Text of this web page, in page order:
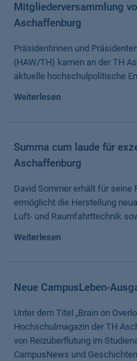
Mitgliederversammlung
Aschaffenburg
Präsidentinnen und
(HAW/TH) kamen an der TH
aktuelle hochschulpolitische
Weiterlesen
Summa cum laude für
Aschaffenburg
David Sommer erhält für seine
ermöglicht die Herstellung
Luft- und Raumfahrttechnik
Weiterlesen
Neue CampusLeben-
Unter dem Titel „Brain on
Hochschulmagazin der TH
von Reizüberflutung im
CampusNews und